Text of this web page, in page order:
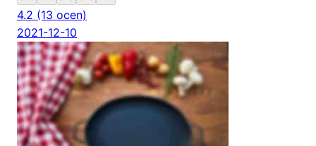
4.2 (13 ocen)
2021-12-10